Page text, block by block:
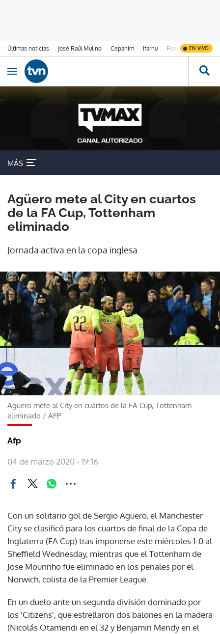
Últimas noticias José Raúl Mulino Cepanim Ifarhu Fenómeno de El
EN VIVO
Ir al contenido
Obrir navegació
MÁS
Agüero mete al City en cuartos
de la FA Cup, Tottenham
eliminado
Jornada activa en la copa inglesa
Agüero mete al City en cuartos de la FA Cup, Tottenham
eliminado / AFP
Afp
04 de marzo 2020 - 19:16
Con un solitario gol de Sergio Agüero, el Manchester
City se clasificó para los cuartos de final de la Copa de
Inglaterra (FA Cup) tras imponerse este miércoles 1-0 al
Sheffield Wednesday, mientras que el Tottenham de
Jose Mourinho fue eliminado en los penales por el
Norwich, colista de la Premier League.
En un duelo ante un segunda división dominado por
los 'Citizens', que estrellaron dos balones en la madera
(Nicolás Otamendi en el 32 y Benjamin Mendy en el